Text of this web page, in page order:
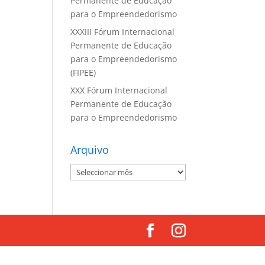
para o Empreendedorismo
XXXIII Fórum Internacional
Permanente de Educação
para o Empreendedorismo
(FIPEE)
XXX Fórum Internacional
Permanente de Educação
para o Empreendedorismo
Arquivo
Arquivo